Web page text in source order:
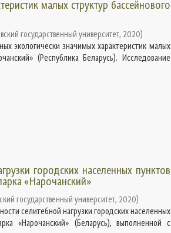
малых структур бассейнового
государственный университет, 2020)
экологически значимых характеристик малых
(Республика Беларусь). Исследование
городских населенных пунктов
«Нарочанский»
государственный университет, 2020)
селитебной нагрузки городских населенных
«Нарочанский» (Беларусь), выполненной с